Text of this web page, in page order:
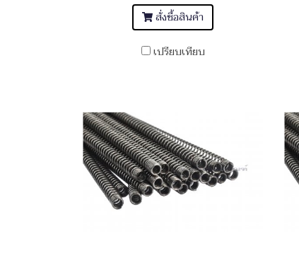
สั่งซื้อสินค้า
เปรียบเทียบ